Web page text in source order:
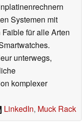
Systemen mit
für alle Arten
unterwegs,
komplexer
LinkedIn, Muck Rack